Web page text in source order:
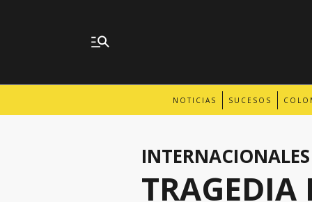
NOTICIAS SUCESOS
INTERNACIONALES